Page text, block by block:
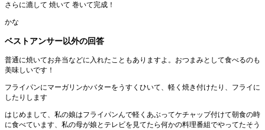
さらに漉して 焼いて 巻いて完成！
かな
ベストアンサー以外の回答
普通に焼いてお弁当などに入れたこともありますよ。おつまみとして食べるのも
美味しいです！
フライパンにマーガリンかバターをうすくひいて、軽く焼き付けたり、フライに
したりします
はじめまして、私の娘はフライパンんで軽くあぶってケチャップ付けて朝食の時
に食べています、私の母が娘とテレビを見てたら何かの料理番組でやってたそう